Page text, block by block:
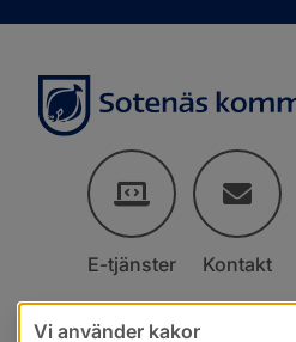
E-tjänster Kontakt
Vi använder kakor